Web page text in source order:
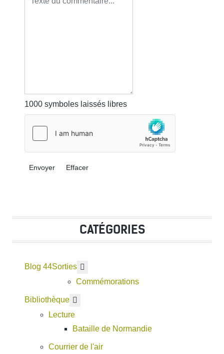
1000 symboles laissés libres
Envoyer Effacer
CATÉGORIES
Blog 44Sorties
Commémorations
Bibliothèque
Lecture
Bataille de Normandie
Courrier de l'air